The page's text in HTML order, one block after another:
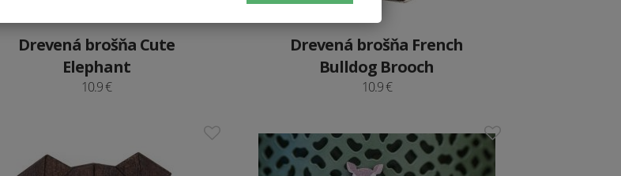
Drevená brošňa Cute
Elephant
10.9 €
Drevená brošňa French
Bulldog Brooch
10.9 €